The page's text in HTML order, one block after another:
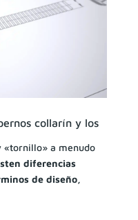
collarín y los
«tornillo» a menudo
diferencias
de diseño,